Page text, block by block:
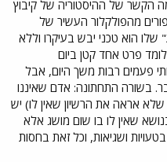
הקשר של ההיסטוריה של קיבוץ
מהפולקלור העשיר של
הוא טכני יבש בעיקרו וללא
פרט אחד קטן ביום
פעמים רבות משך היום, אבל
בשורה התחתונה: אדם שאיננו
אראה את הרשיון שאין לו) יש
שאין לו בו שום מושג אלא
ושגיאות, וכל זאת בחסות